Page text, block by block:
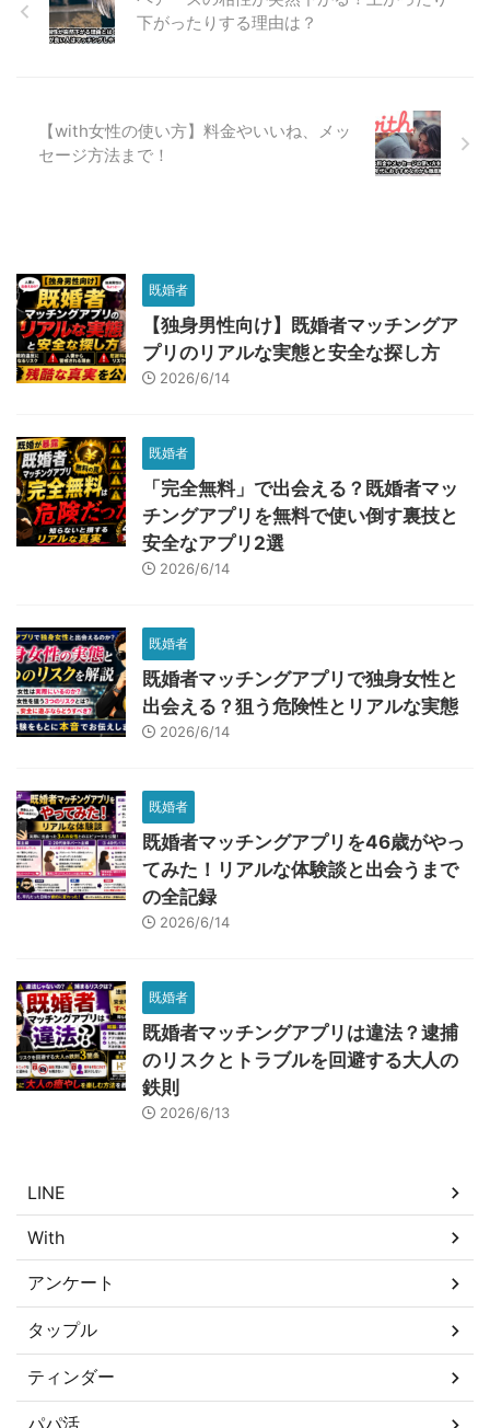
下がったりする理由は？
【with女性の使い方】料金やいいね、メッ
セージ方法まで！
既婚者
【独身男性向け】既婚者マッチングア
プリのリアルな実態と安全な探し方
2026/6/14
既婚者
「完全無料」で出会える？既婚者マッ
チングアプリを無料で使い倒す裏技と
安全なアプリ2選
2026/6/14
既婚者
既婚者マッチングアプリで独身女性と
出会える？狙う危険性とリアルな実態
2026/6/14
既婚者
既婚者マッチングアプリを46歳がやっ
てみた！リアルな体験談と出会うまで
の全記録
2026/6/14
既婚者
既婚者マッチングアプリは違法？逮捕
のリスクとトラブルを回避する大人の
鉄則
2026/6/13
LINE
With
アンケート
タップル
ティンダー